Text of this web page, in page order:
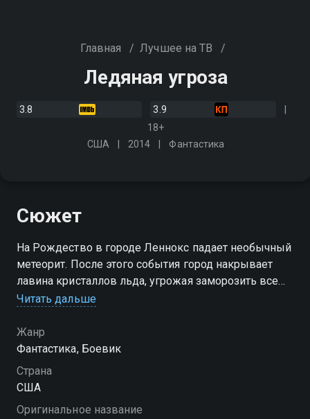
Главная / Лучшее на ТВ /
Ледяная угроза
3.8
3.9
18+
США
2014 Фантастика
Сюжет
На Рождество в городе Леннокс падает необычный
метеорит. После этого события город накрывает
лавина кристаллов льда, угрожая заморозить все
живое на своем пути
Читать дальше
Жанр
Фантастика, Боевик
Страна
США
Оригинальное название